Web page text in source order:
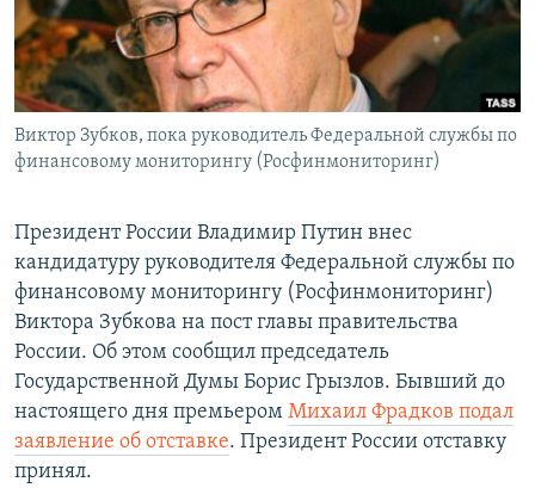
ПОДПИШИТЕСЬ НА РАССЫЛКУ
СОЦИАЛЬНЫЕ СЕТИ
Все сайты РСЕ/РС
Виктор Зубков, пока руководитель Федеральной службы по
финансовому мониторингу (Росфинмониторинг)
Президент России Владимир Путин внес
кандидатуру руководителя Федеральной службы по
финансовому мониторингу (Росфинмониторинг)
Виктора Зубкова на пост главы правительства
России. Об этом сообщил председатель
Государственной Думы Борис Грызлов. Бывший до
настоящего дня премьером Михаил Фрадков подал
заявление об отставке. Президент России отставку
принял.